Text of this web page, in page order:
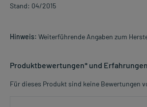
Stand: 04/2015
Hinweis: Weiterführende Angaben zum
Produktbewertungen* und
Für dieses Produkt sind keine Bewertungen